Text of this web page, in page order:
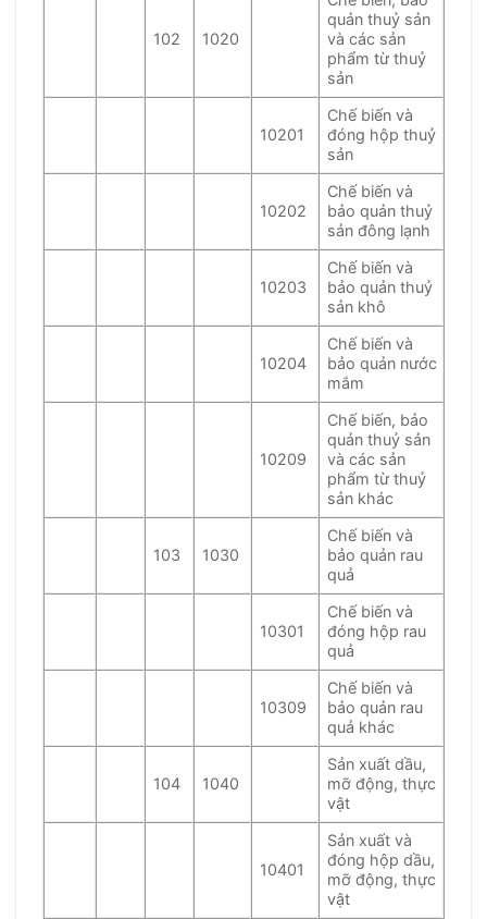
102 1020
quản thuỷ sản
và các sản
phẩm từ thuỷ
sản
10201
Chế biến và
đóng hộp thuỷ
sản
10202
Chế biến và
bảo quản thuỷ
sản đông lạnh
10203
Chế biến và
bảo quản thuỷ
sản khô
10204
Chế biến và
bảo quản nước
mắm
10209
Chế biến, bảo
quản thuỷ sản
và các sản
phẩm từ thuỷ
sản khác
103 1030
Chế biến và
bảo quản rau
quả
10301
Chế biến và
đóng hộp rau
quả
10309
Chế biến và
bảo quản rau
quả khác
104 1040
Sản xuất dầu,
mỡ động, thực
vật
10401
Sản xuất và
đóng hộp dầu,
mỡ động, thực
vật